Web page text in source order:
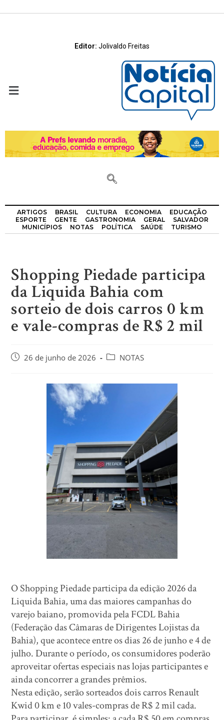
Editor: Jolivaldo Freitas
ARTIGOS BRASIL CULTURA ECONOMIA
EDUCAÇÃO
ESPORTE
GENTE GASTRONOMIA GERAL
SALVADOR
MUNICÍPIOS
NOTAS POLÍTICA SAÚDE TURISMO
Shopping Piedade participa
da Liquida Bahia com
sorteio de dois carros 0 km
e vale-compras de R$ 2 mil
26 de junho de 2026 NOTAS
O Shopping Piedade participa da edição 2026 da
Liquida Bahia, uma das maiores campanhas do
varejo baiano, promovida pela FCDL Bahia
(Federação das Câmaras de Dirigentes Lojistas da
Bahia), que acontece entre os dias 26 de junho e 4 de
julho. Durante o período, os consumidores poderão
aproveitar ofertas especiais nas lojas participantes e
ainda concorrer a grandes prêmios.
Nesta edição, serão sorteados dois carros Renault
Kwid 0 km e 10 vales-compras de R$ 2 mil cada.